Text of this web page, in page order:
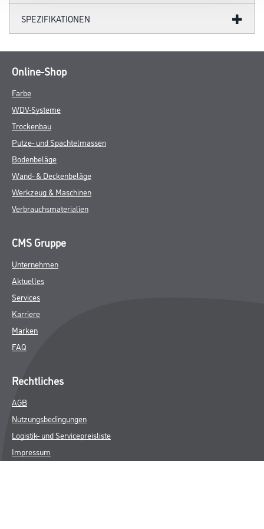
SPEZIFIKATIONEN
Online-Shop
Farbe
WDV-Systeme
Trockenbau
Putze- und Spachtelmassen
Bodenbeläge
Wand- & Deckenbeläge
Werkzeug & Maschinen
Verbrauchsmaterialien
CMS Gruppe
Unternehmen
Aktuelles
Services
Karriere
Marken
FAQ
Rechtliches
AGB
Nutzungsbedingungen
Logistik- und Servicepreisliste
Impressum